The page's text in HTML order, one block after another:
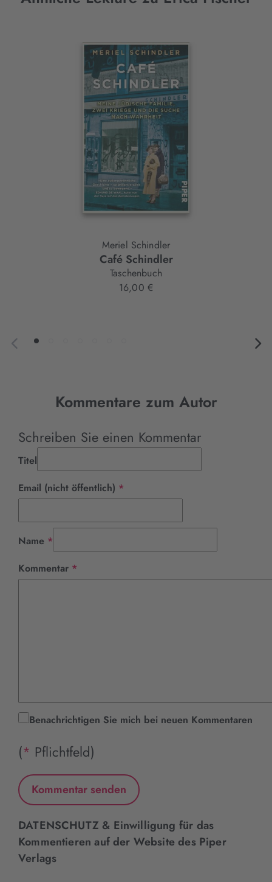
Meriel Schindler
Café Schindler
Taschenbuch
16,00 €
Kommentare zum Autor
Schreiben Sie einen Kommentar
Titel
Email (nicht öffentlich) *
Name *
Kommentar *
Benachrichtigen Sie mich bei neuen Kommentaren
(* Pflichtfeld)
DATENSCHUTZ & Einwilligung für das
Kommentieren auf der Website des Piper
Verlags